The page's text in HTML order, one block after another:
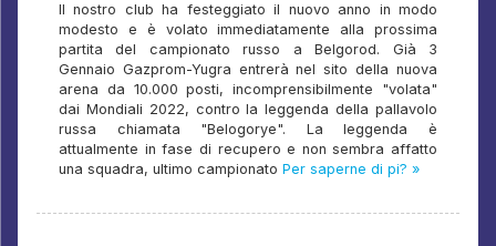
Il nostro club ha festeggiato il nuovo anno in modo
modesto e è volato immediatamente alla prossima
partita del campionato russo a Belgorod. Già 3
Gennaio Gazprom-Yugra entrerà nel sito della nuova
arena da 10.000 posti, incomprensibilmente "volata"
dai Mondiali 2022, contro la leggenda della pallavolo
russa chiamata "Belogorye". La leggenda è
attualmente in fase di recupero e non sembra affatto
una squadra, ultimo campionato Per saperne di pi? »